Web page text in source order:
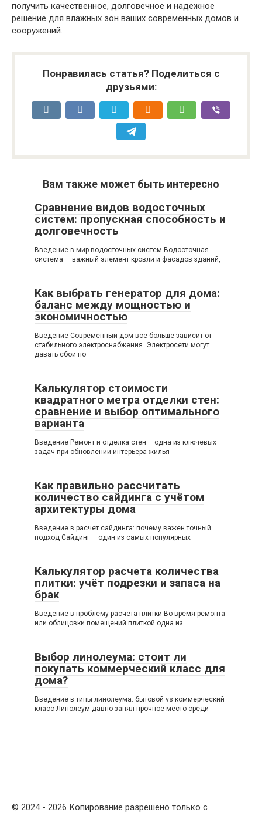
получить качественное, долговечное и надежное
решение для влажных зон ваших современных домов и
сооружений.
Понравилась статья? Поделиться с
друзьями:
Вам также может быть интересно
Сравнение видов водосточных
систем: пропускная способность и
долговечность
Введение в мир водосточных систем Водосточная
система — важный элемент кровли и фасадов зданий,
Как выбрать генератор для дома:
баланс между мощностью и
экономичностью
Введение Современный дом все больше зависит от
стабильного электроснабжения. Электросети могут
давать сбои по
Калькулятор стоимости
квадратного метра отделки стен:
сравнение и выбор оптимального
варианта
Введение Ремонт и отделка стен – одна из ключевых
задач при обновлении интерьера жилья
Как правильно рассчитать
количество сайдинга с учётом
архитектуры дома
Введение в расчет сайдинга: почему важен точный
подход Сайдинг – один из самых популярных
Калькулятор расчета количества
плитки: учёт подрезки и запаса на
брак
Введение в проблему расчёта плитки Во время ремонта
или облицовки помещений плиткой одна из
Выбор линолеума: стоит ли
покупать коммерческий класс для
дома?
Введение в типы линолеума: бытовой vs коммерческий
класс Линолеум давно занял прочное место среди
© 2024 - 2026 Копирование разрешено только с